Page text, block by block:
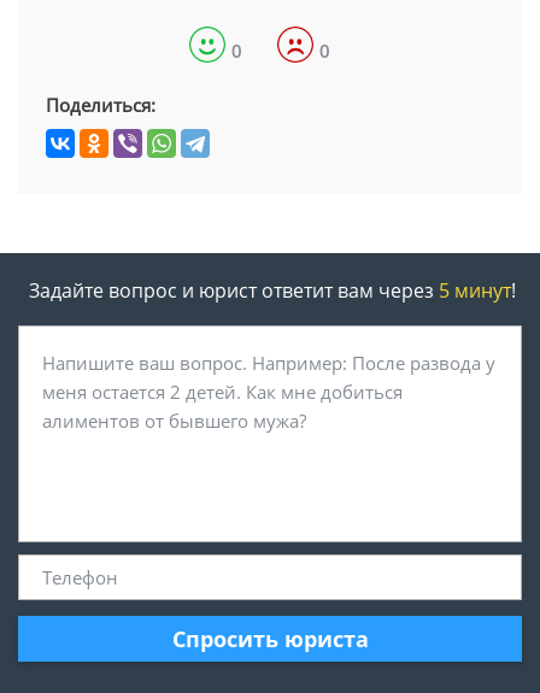
0 0
Поделиться:
Задайте вопрос и юрист ответит вам через 5 минут!
Спросить юриста